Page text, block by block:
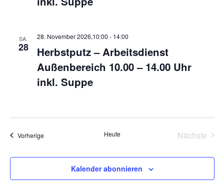
SA.
28
28. November 2026,10:00 - 14:00
Herbstputz – Arbeitsdienst
Außenbereich 10.00 – 14.00 Uhr
inkl. Suppe
VorherigeVeranstaltungen Heute
Nächste
Kalender abonnieren